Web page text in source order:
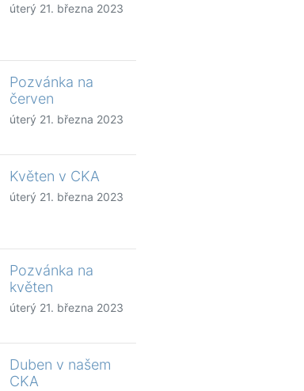
úterý 21. března 2023
Pozvánka na
červen
úterý 21. března 2023
Květen v CKA
úterý 21. března 2023
Pozvánka na
květen
úterý 21. března 2023
Duben v našem
CKA